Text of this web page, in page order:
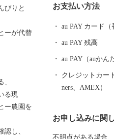
びりと
ーが代替
る現
ー農園を
し、
お支払い方法
au PAY カード（
au PAY 残高
au PAY（auかん
クレジットカー
ners、AMEX）
お申し込みに関
不明点がある場合